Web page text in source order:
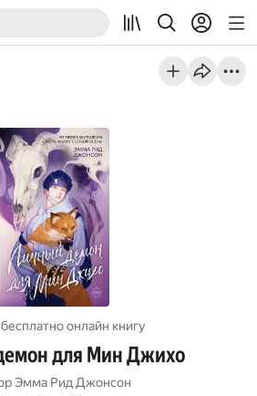
онлайн книгу
для Мин Джихо
Эмма Рид Джонсон